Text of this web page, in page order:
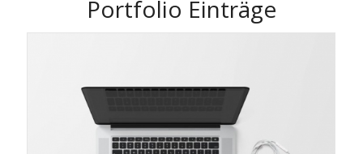
Portfolio Einträge